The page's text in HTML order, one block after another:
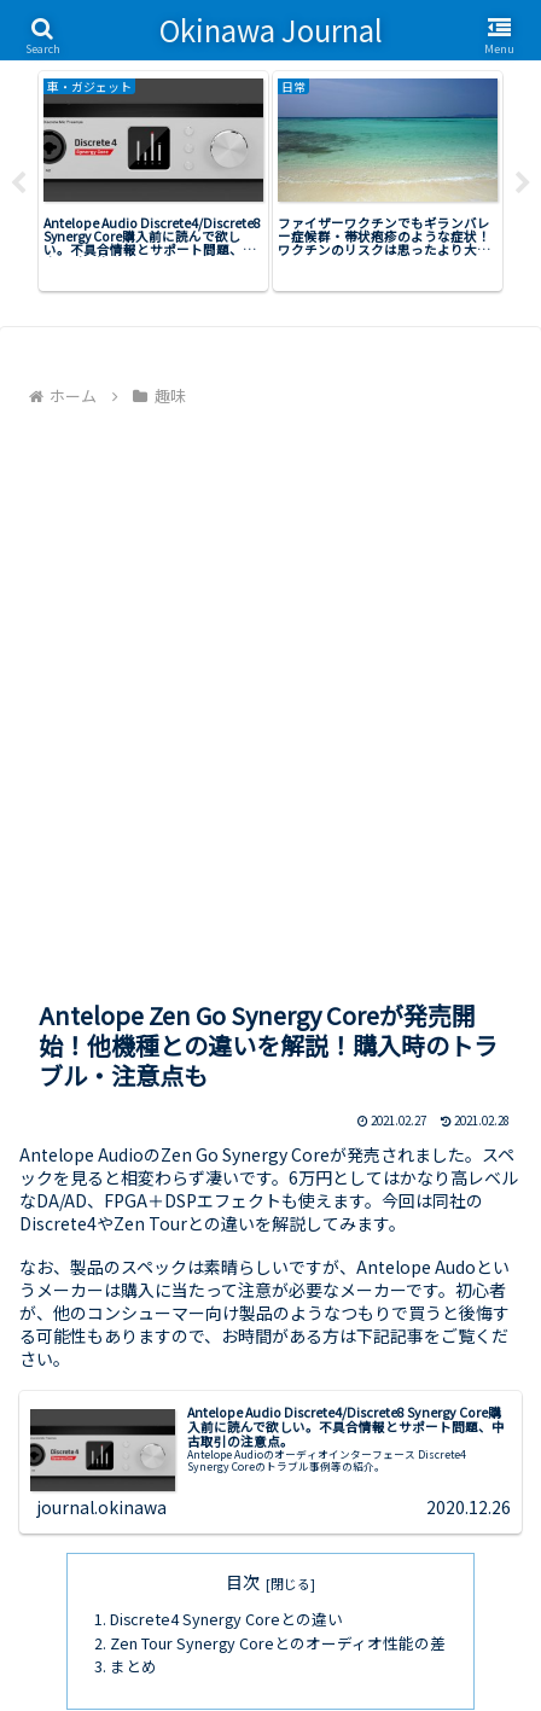
沖縄移住を計画する会社員の日常。
車・ガジェット
Antelope Audio Discrete4/Discrete8
Synergy Core購入前に読んで欲し
い。不具合情報とサポート問題、中
古取引の注意点。
日常
ファイザーワクチンでもギランバレ
ー症候群・帯状疱疹のような症状！
ワクチンのリスクは思ったより大き
ホーム 趣味
Antelope Zen Go Synergy Coreが発売開
始！他機種との違いを解説！購入時のトラ
ブル・注意点も
2021.02.27 2021.02.28
Antelope AudioのZen Go Synergy Coreが発売されました。スペ
ックを見ると相変わらず凄いです。6万円としてはかなり高レベル
なDA/AD、FPGA＋DSPエフェクトも使えます。今回は同社の
Discrete4やZen Tourとの違いを解説してみます。
なお、製品のスペックは素晴らしいですが、Antelope Audoとい
うメーカーは購入に当たって注意が必要なメーカーです。初心者
が、他のコンシューマー向け製品のようなつもりで買うと後悔す
る可能性もありますので、お時間がある方は下記記事をご覧くだ
さい。
Antelope Audio Discrete4/Discrete8 Synergy Core購
入前に読んで欲しい。不具合情報とサポート問題、中
古取引の注意点。
Antelope Audioのオーディオインターフェース Discrete4
Synergy Coreのトラブル事例等の紹介。
journal.okinawa 2020.12.26
目次
Discrete4 Synergy Coreとの違い
Zen Tour Synergy Coreとのオーディオ性能の差
まとめ
Search Okinawa Journal Menu